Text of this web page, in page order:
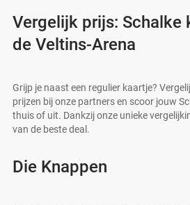
Vergelijk prijs: Schalke
de Veltins-Arena
Grijp je naast een regulier kaartje?
prijzen bij onze partners en scoor jouw
thuis of uit. Dankzij onze unieke
van de beste deal.
Die Knappen